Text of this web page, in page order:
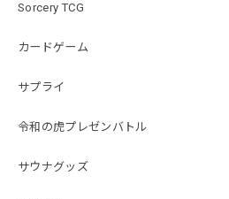
Sorcery TCG
カードゲーム
サプライ
令和の虎プレゼンバトル
サウナグッズ